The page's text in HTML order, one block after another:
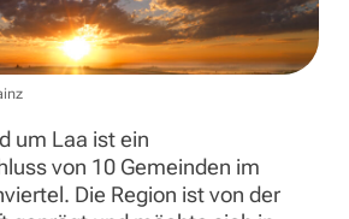
um Laa ist ein
von 10 Gemeinden im
Die Region ist von der